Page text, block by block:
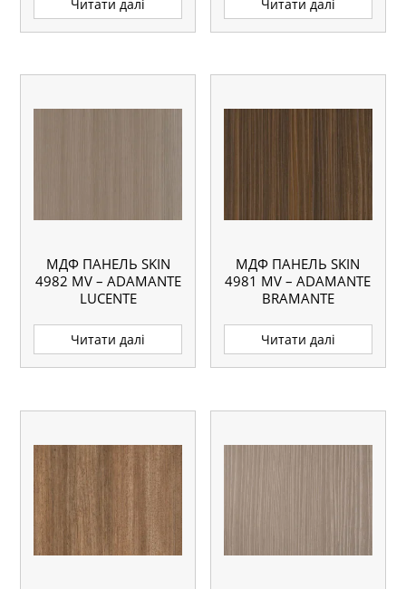
Читати далі Читати далі
МДФ ПАНЕЛЬ SKIN
4982 MV – ADAMANTE
LUCENTE
Читати далі
МДФ ПАНЕЛЬ SKIN
4981 MV – ADAMANTE
BRAMANTE
Читати далі